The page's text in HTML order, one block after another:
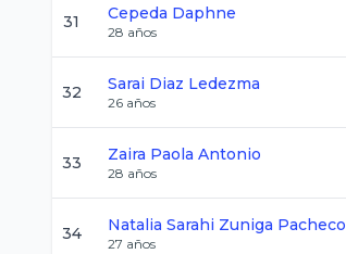
31 Cepeda Daphne
28 años
32 Sarai Diaz Ledezma
26 años
33 Zaira Paola Antonio
28 años
34 Natalia Sarahi Zuniga Pacheco
27 años